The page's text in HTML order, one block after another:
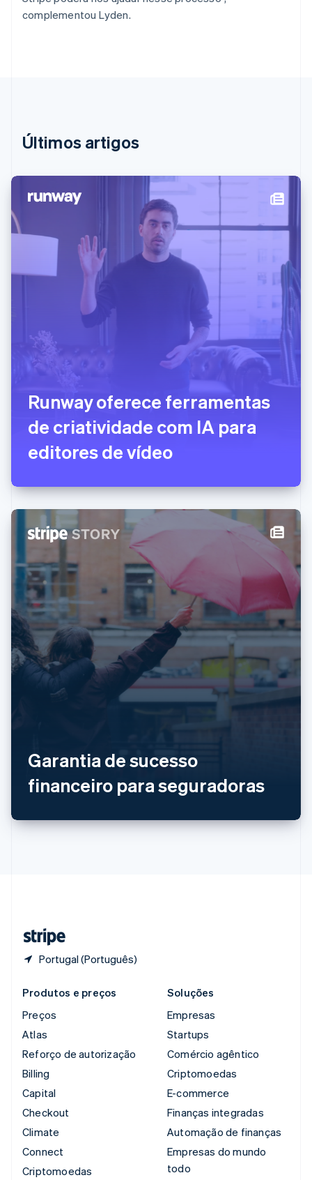
complementou Lyden.
Últimos artigos
Runway oferece ferramentas
de criatividade com IA para
editores de vídeo
Garantia de sucesso
financeiro para seguradoras
Portugal (Português)
Eslovênia
EnglishItaliano
França
Gibraltar
Grécia
English
English
Italiano
Japão
日本語 English
Letônia
Liechtenstein
Lituânia
English
Luxemburgo
Malásia
Malta
English
México
Noruega
English
Nova Zelândia
English
Países Baixos
Nederlands English
Polônia
English
Portugal
English
English
Singapura
Produtos e preços
Preços
Atlas
Reforço de autorização
Billing
Capital
Checkout
Climate
Connect
Criptomoedas
Soluções
Empresas
Startups
Comércio agêntico
Criptomoedas
E-commerce
Finanças integradas
Automação de finanças
Empresas do mundo
todo